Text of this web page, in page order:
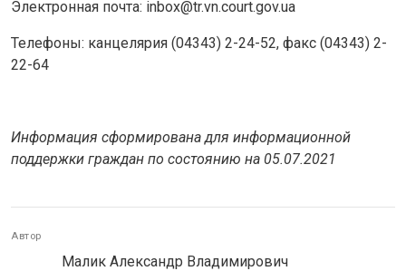
Электронная почта: inbox@tr.vn.court.gov.ua
Телефоны: канцелярия (04343) 2-24-52, факс (04343) 2-
22-64
Информация сформирована для информационной
поддержки граждан по состоянию на 05.07.2021
Автор
Малик Александр Владимирович